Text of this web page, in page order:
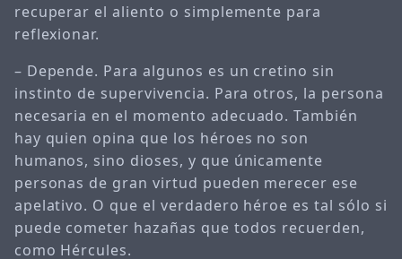
recuperar el aliento o simplemente para
reflexionar.
– Depende. Para algunos es un cretino sin
instinto de supervivencia. Para otros, la persona
necesaria en el momento adecuado. También
hay quien opina que los héroes no son
humanos, sino dioses, y que únicamente
personas de gran virtud pueden merecer ese
apelativo. O que el verdadero héroe es tal sólo si
puede cometer hazañas que todos recuerden,
como Hércules.